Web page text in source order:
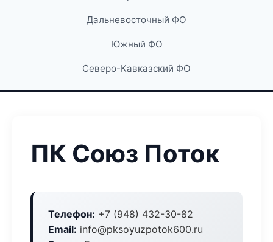
Дальневосточный ФО
Южный ФО
Северо-Кавказский ФО
ПК Союз Поток
Телефон: +7 (948) 432-30-82
Email: info@pksoyuzpotok600.ru